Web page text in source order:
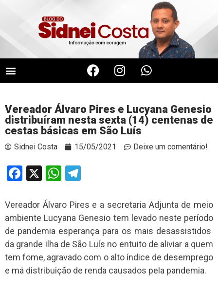
Vereador Álvaro Pires e Lucyana Genesio
distribuíram nesta sexta (14) centenas de
cestas básicas em São Luís
Sidnei Costa 15/05/2021 Deixe um comentário!
Facebook
X WhatsApp
Vereador Álvaro Pires e a secretaria Adjunta de meio
ambiente Lucyana Genesio tem levado neste período
de pandemia esperança para os mais desassistidos
da grande ilha de São Luís no entuito de aliviar a quem
tem fome, agravado com o alto índice de desemprego
e má distribuição de renda causados pela pandemia.